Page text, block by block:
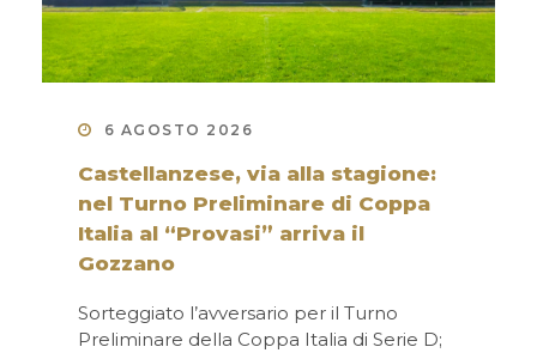
6 AGOSTO 2026
Castellanzese, via alla stagione:
nel Turno Preliminare di Coppa
Italia al “Provasi” arriva il
Gozzano
Sorteggiato l’avversario per il Turno
Preliminare della Coppa Italia di Serie D;